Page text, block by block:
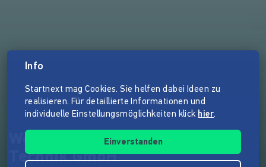
Wendel Autoelektrik und KFZ-
Technik GmbH
Info
Startnext mag Cookies. Sie helfen dabei Ideen zu
realisieren. Für detaillierte Informationen und
individuelle Einstellungsmöglichkeiten klick hier.
Einverstanden